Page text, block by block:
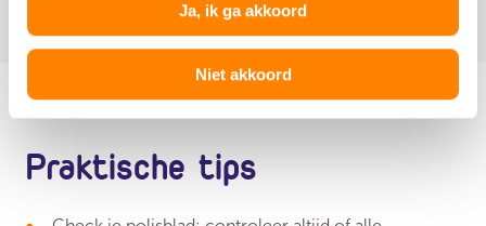
Ja, ik ga akkoord
Niet akkoord
Praktische tips